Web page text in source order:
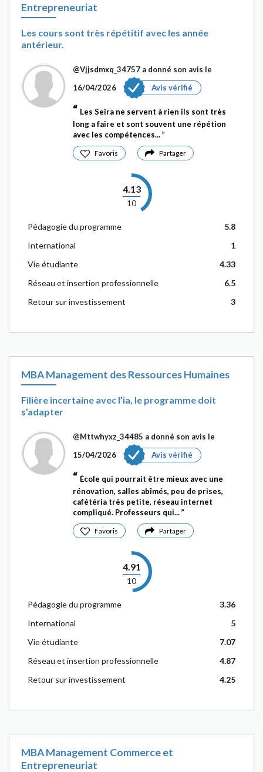
Entrepreneuriat
Les cours sont très répétitif avec les année
antérieur.
@Vjjsdmxq_34757 a donné son avis le
16/04/2026
Avis vérifié
Les Seira ne servent à rien ils sont très
long a faire et sont souvent une répétion
avec les compétences...
Favoris Partager
4.13
10
Pédagogie du programme
5.8
International
1
Vie étudiante
4.33
Réseau et insertion professionnelle
6.5
Retour sur investissement
3
MBA Management des Ressources Humaines
Filière incertaine avec l’ia, le programme doit
s’adapter
@Mttwhyxz_34485 a donné son avis le
15/04/2026
Avis vérifié
École qui pourrait être mieux avec une
rénovation, salles abîmés, peu de prises,
cafétéria très petite, réseau internet
compliqué. Professeurs qui...
Favoris Partager
4.91
10
Pédagogie du programme
3.36
International
5
Vie étudiante
7.07
Réseau et insertion professionnelle
4.87
Retour sur investissement
4.25
MBA Management Commerce et
Entrepreneuriat